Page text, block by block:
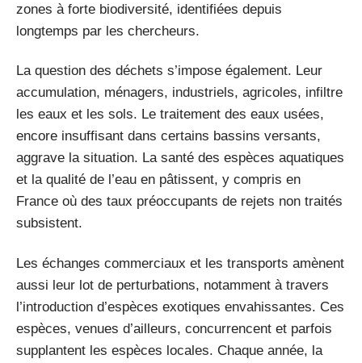
zones à forte biodiversité, identifiées depuis
longtemps par les chercheurs.
La question des déchets s’impose également. Leur
accumulation, ménagers, industriels, agricoles, infiltre
les eaux et les sols. Le traitement des eaux usées,
encore insuffisant dans certains bassins versants,
aggrave la situation. La santé des espèces aquatiques
et la qualité de l’eau en pâtissent, y compris en
France où des taux préoccupants de rejets non traités
subsistent.
Les échanges commerciaux et les transports amènent
aussi leur lot de perturbations, notamment à travers
l’introduction d’espèces exotiques envahissantes. Ces
espèces, venues d’ailleurs, concurrencent et parfois
supplantent les espèces locales. Chaque année, la